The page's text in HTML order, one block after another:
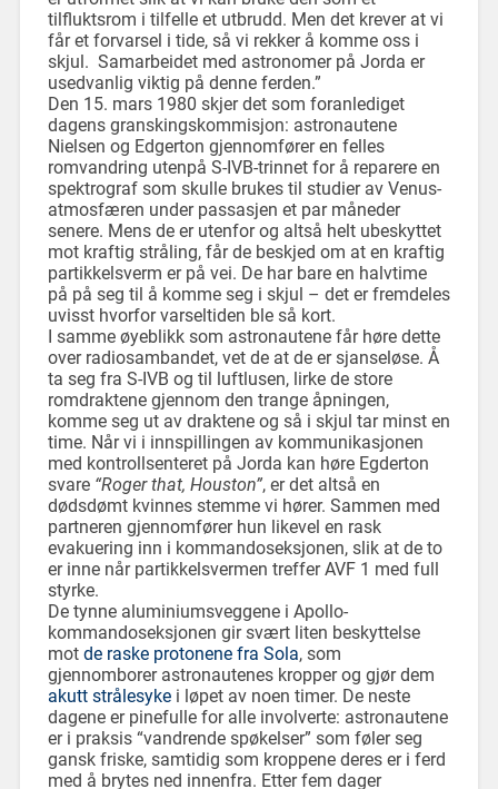
tilfluktsrom i tilfelle et utbrudd. Men det krever at vi
får et forvarsel i tide, så vi rekker å komme oss i
skjul. Samarbeidet med astronomer på Jorda er
usedvanlig viktig på denne ferden.”
Den 15. mars 1980 skjer det som foranlediget
dagens granskingskommisjon: astronautene
Nielsen og Edgerton gjennomfører en felles
romvandring utenpå S-IVB-trinnet for å reparere en
spektrograf som skulle brukes til studier av Venus-
atmosfæren under passasjen et par måneder
senere. Mens de er utenfor og altså helt ubeskyttet
mot kraftig stråling, får de beskjed om at en kraftig
partikkelsverm er på vei. De har bare en halvtime
på på seg til å komme seg i skjul – det er fremdeles
uvisst hvorfor varseltiden ble så kort.
I samme øyeblikk som astronautene får høre dette
over radiosambandet, vet de at de er sjanseløse. Å
ta seg fra S-IVB og til luftlusen, lirke de store
romdraktene gjennom den trange åpningen,
komme seg ut av draktene og så i skjul tar minst en
time. Når vi i innspillingen av kommunikasjonen
med kontrollsenteret på Jorda kan høre Egderton
svare “Roger that, Houston”, er det altså en
dødsdømt kvinnes stemme vi hører. Sammen med
partneren gjennomfører hun likevel en rask
evakuering inn i kommandoseksjonen, slik at de to
er inne når partikkelsvermen treffer AVF 1 med full
styrke.
De tynne aluminiumsveggene i Apollo-
kommandoseksjonen gir svært liten beskyttelse
mot de raske protonene fra Sola, som
gjennomborer astronautenes kropper og gjør dem
akutt strålesykei løpet av noen timer. De neste
dagene er pinefulle for alle involverte: astronautene
er i praksis “vandrende spøkelser” som føler seg
gansk friske, samtidig som kroppene deres er i ferd
med å brytes ned innenfra. Etter fem dager